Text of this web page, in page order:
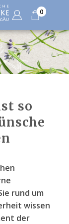
0
so
rund um
wissen
der